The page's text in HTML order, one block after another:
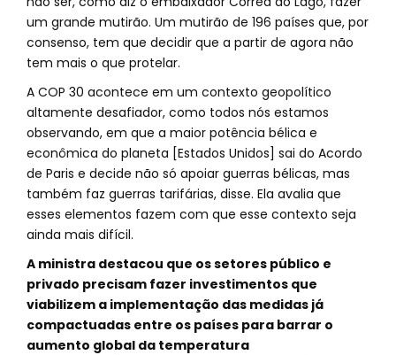
um grande mutirão. Um mutirão de 196 países que, por
consenso, tem que decidir que a partir de agora não
tem mais o que protelar.
A COP 30 acontece em um contexto geopolítico
altamente desafiador, como todos nós estamos
observando, em que a maior potência bélica e
econômica do planeta [Estados Unidos] sai do Acordo
de Paris e decide não só apoiar guerras bélicas, mas
também faz guerras tarifárias, disse. Ela avalia que
esses elementos fazem com que esse contexto seja
ainda mais difícil.
A ministra destacou que os setores público e
privado precisam fazer investimentos que
viabilizem a implementação das medidas já
compactuadas entre os países para barrar o
aumento global da temperatura